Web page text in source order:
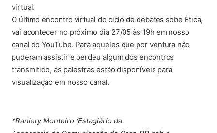
virtual.
O último encontro virtual do ciclo de debates sobe Ética,
vai acontecer no próximo dia 27/05 às 19h em nosso
canal do YouTube. Para aqueles que por ventura não
puderam assistir e perdeu algum dos encontros
transmitido, as palestras estão disponíveis para
visualização em nosso canal.
*Raniery Monteiro (Estagiário da